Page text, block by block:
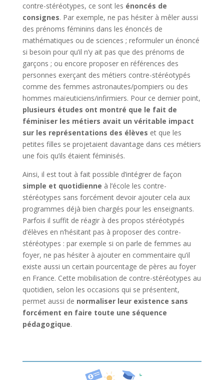
contre-stéréotypes, ce sont les énoncés de
consignes. Par exemple, ne pas hésiter à mêler aussi
des prénoms féminins dans les énoncés de
mathématiques ou de sciences ; reformuler un énoncé
si besoin pour qu’il n’y ait pas que des prénoms de
garçons ; ou encore proposer en références des
personnes exerçant des métiers contre-stéréotypés
comme des femmes astronautes/pompiers ou des
hommes maïeuticiens/infirmiers. Pour ce dernier point,
plusieurs études ont montré que le fait de
féminiser les métiers avait un véritable impact
sur les représentations des élèves et que les
petites filles se projetaient davantage dans ces métiers
une fois qu’ils étaient féminisés.
Ainsi, il est tout à fait possible d’intégrer de façon
simple et quotidienne à l’école les contre-
stéréotypes sans forcément devoir ajouter cela aux
programmes déjà bien chargés pour les enseignants.
Parfois il suffit de réagir à des propos stéréotypés
d’élèves en n’hésitant pas à proposer des contre-
stéréotypes : par exemple si on parle de femmes au
foyer, ne pas hésiter à ajouter en commentaire qu’il
existe aussi un certain pourcentage de pères au foyer
en France. Cette mobilisation de contre-stéréotypes au
quotidien, selon les occasions qui se présentent,
permet aussi de normaliser leur existence sans
forcément en faire toute une séquence
pédagogique.